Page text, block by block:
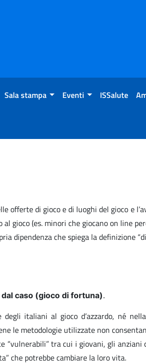
Sala stampa Eventi ISSalute
offerte di gioco e di luoghi del gioco e
gioco (es. minori che giocano on line
dipendenza che spiega la definizione
caso (gioco di fortuna).
italiani al gioco d’azzardo, né
le metodologie utilizzate non
tra cui i giovani, gli
che potrebbe cambiare la loro vita.